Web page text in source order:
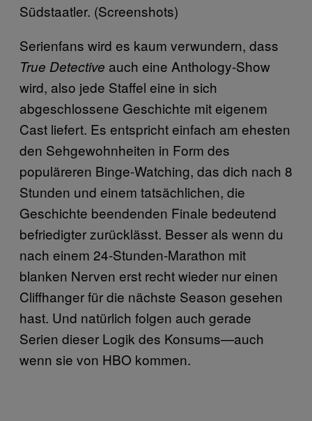
Südstaatler. (Screenshots)
Serienfans wird es kaum verwundern, dass
True Detective auch eine Anthology-Show
wird, also jede Staffel eine in sich
abgeschlossene Geschichte mit eigenem
Cast liefert. Es entspricht einfach am ehesten
den Sehgewohnheiten in Form des
populäreren Binge-Watching, das dich nach 8
Stunden und einem tatsächlichen, die
Geschichte beendenden Finale bedeutend
befriedigter zurücklässt. Besser als wenn du
nach einem 24-Stunden-Marathon mit
blanken Nerven erst recht wieder nur einen
Cliffhanger für die nächste Season gesehen
hast. Und natürlich folgen auch gerade
Serien dieser Logik des Konsums—auch
wenn sie von HBO kommen.